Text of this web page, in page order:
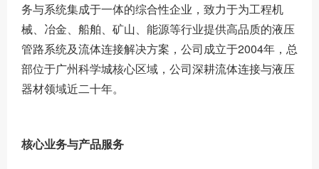
务与系统集成于一体的综合性企业，致力于为工程机
械、冶金、船舶、矿山、能源等行业提供高品质的液压
管路系统及流体连接解决方案，公司成立于2004年，总
部位于广州科学城核心区域，公司深耕流体连接与液压
器材领域近二十年。
核心业务与产品服务